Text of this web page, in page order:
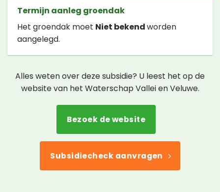
Termijn aanleg groendak
Het groendak moet Niet bekendworden
aangelegd.
Alles weten over deze subsidie? U leest het op de
website van het Waterschap Vallei en Veluwe.
Bezoek de website
Subsidiecheck aanvragen